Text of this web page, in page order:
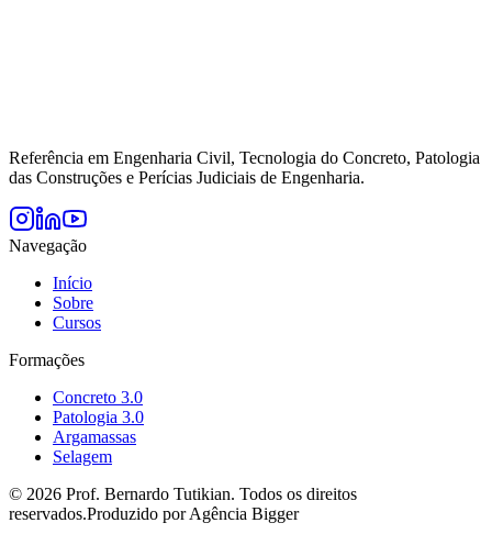
Referência em Engenharia Civil, Tecnologia do Concreto, Patologia
das Construções e Perícias Judiciais de Engenharia.
Navegação
Início
Sobre
Cursos
Formações
Concreto 3.0
Patologia 3.0
Argamassas
Selagem
© 2026 Prof. Bernardo Tutikian. Todos os direitos
reservados.Produzido por Agência Bigger